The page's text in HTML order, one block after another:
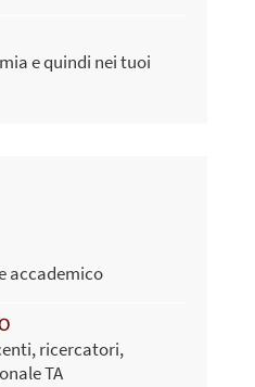
e quindi nei tuoi
accademico
ricercatori,
TA